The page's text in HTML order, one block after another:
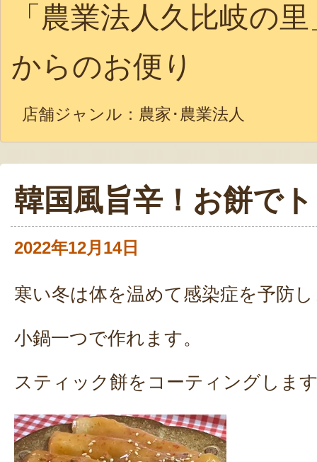
「農業法人久比岐の
からのお便り
店舗ジャンル： 農家･農業法人
韓国風旨辛！お餅で
2022年12月14日
寒い冬は体を温めて感染症を予防
小鍋一つで作れます。
スティック餅をコーティングしま